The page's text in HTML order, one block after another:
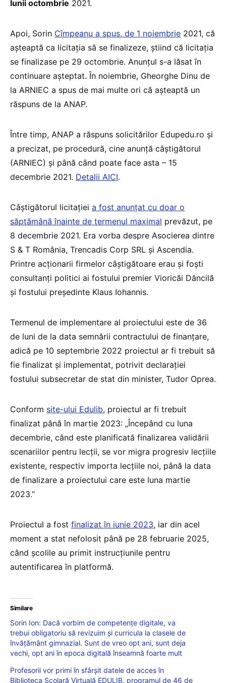
lunii octombrie 2021.
Apoi, Sorin Cîmpeanu a spus, de 1 noiembrie 2021, că
așteaptă ca licitația să se finalizeze, știind că licitația
se finalizase pe 29 octombrie. Anunțul s-a lăsat în
continuare așteptat. În noiembrie, Gheorghe Dinu de
la ARNIEC a spus de mai multe ori că așteaptă un
răspuns de la ANAP.
Între timp, ANAP a răspuns solicitărilor Edupedu.ro și
a precizat, pe procedură, cine anunță câștigătorul
(ARNIEC) și până când poate face asta – 15
decembrie 2021. Detalii AICI.
Câștigătorul licitației a fost anunțat cu doar o
săptămână înainte de termenul maximal prevăzut, pe
8 decembrie 2021. Era vorba despre Asocierea dintre
S & T România, Trencadis Corp SRL și Ascendia.
Printre acționarii firmelor câștigătoare erau și foști
consultanți politici ai fostului premier Vioricăi Dăncilă
și fostului președinte Klaus Iohannis.
Termenul de implementare al proiectului este de 36
de luni de la data semnării contractului de finanțare,
adică pe 10 septembrie 2022 proiectul ar fi trebuit să
fie finalizat și implementat, potrivit declarației
fostului subsecretar de stat din minister, Tudor Oprea.
Conform site-ului Edulib, proiectul ar fi trebuit
finalizat până în martie 2023: „Începând cu luna
decembrie, când este planificată finalizarea validării
scenariilor pentru lecții, se vor migra progresiv lecțiile
existente, respectiv importa lecțiile noi, până la data
de finalizare a proiectului care este luna martie
2023.”
Proiectul a fost finalizat în iunie 2023, iar din acel
moment a stat nefolosit până pe 28 februarie 2025,
când școlile au primit instrucțiunile pentru
autentificarea în platformă.
Similare
Sorin Ion: Dacă vorbim de competenţe digitale, va
trebui obligatoriu să revizuim şi curricula la clasele de
învăţământ gimnazial. Sunt de vreo opt ani, sunt deja
vechi, opt ani în epoca digitală înseamnă foarte mult
Profesorii vor primi în sfârșit datele de acces în
Biblioteca Școlară Virtuală EDULIB, programul de 46 de